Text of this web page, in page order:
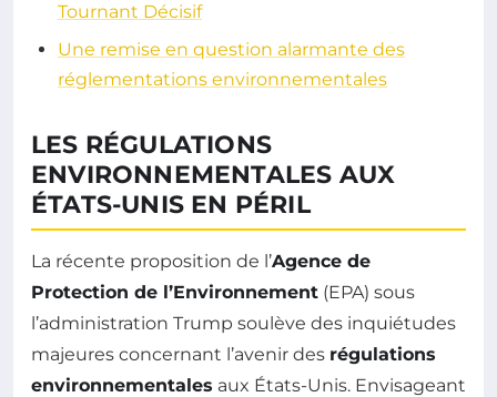
Tournant Décisif
Une remise en question alarmante des
réglementations environnementales
LES RÉGULATIONS
ENVIRONNEMENTALES AUX
ÉTATS-UNIS EN PÉRIL
La récente proposition de l’Agence de
Protection de l’Environnement (EPA) sous
l’administration Trump soulève des inquiétudes
majeures concernant l’avenir des régulations
environnementales aux États-Unis. Envisageant